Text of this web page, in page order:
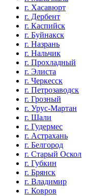
г. Хасавюрт
г. Дербент
г. Каспийск
г. Буйнакск
г. Назрань
г. Нальчик
г. Прохладный
г. Элиста
г. Черкесск
г. Петрозаводск
г. Грозный
г. Урус-Мартан
г. Шали
г. Гудермес
г. Астрахань
г. Белгород
г. Старый Оскол
г. Губкин
г. Брянск
г. Владимир
г. Ковров